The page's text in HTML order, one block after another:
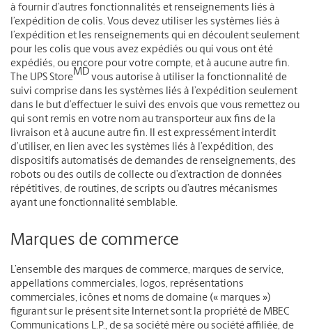
à fournir d’autres fonctionnalités et renseignements liés à
l’expédition de colis. Vous devez utiliser les systèmes liés à
l’expédition et les renseignements qui en découlent seulement
pour les colis que vous avez expédiés ou qui vous ont été
expédiés, ou encore pour votre compte, et à aucune autre fin.
The UPS StoreMD vous autorise à utiliser la fonctionnalité de
suivi comprise dans les systèmes liés à l’expédition seulement
dans le but d’effectuer le suivi des envois que vous remettez ou
qui sont remis en votre nom au transporteur aux fins de la
livraison et à aucune autre fin. Il est expressément interdit
d’utiliser, en lien avec les systèmes liés à l’expédition, des
dispositifs automatisés de demandes de renseignements, des
robots ou des outils de collecte ou d’extraction de données
répétitives, de routines, de scripts ou d’autres mécanismes
ayant une fonctionnalité semblable.
Marques de commerce
L’ensemble des marques de commerce, marques de service,
appellations commerciales, logos, représentations
commerciales, icônes et noms de domaine (« marques »)
figurant sur le présent site Internet sont la propriété de MBEC
Communications L.P., de sa société mère ou société affiliée, de